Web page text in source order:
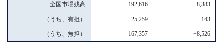
全国市場残高 192,616 +8,383
（うち、有担） 25,259 -143
（うち、無担） 167,357 +8,526